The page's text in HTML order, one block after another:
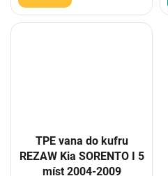
TPE vana do kufru
REZAW Kia SORENTO I 5
míst 2004-2009